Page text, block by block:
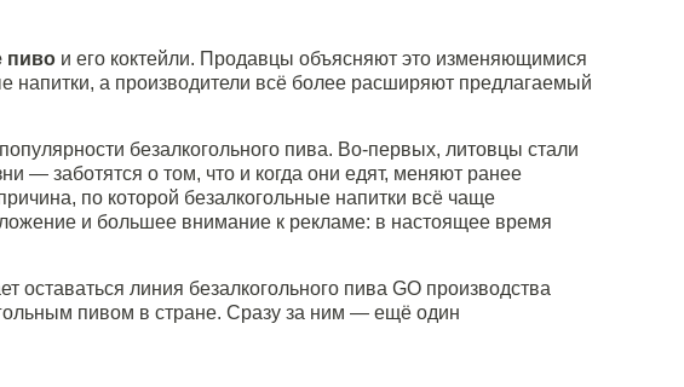
пиво и его коктейли. Продавцы объясняют это изменяющимися
а производители всё более расширяют предлагаемый
безалкогольного пива. Во-первых, литовцы стали
— заботятся о том, что и когда они едят, меняют ранее
по которой безалкогольные напитки всё чаще
и большее внимание к рекламе: в настоящее время
линия безалкогольного пива GO производства
пивом в стране. Сразу за ним — ещё один